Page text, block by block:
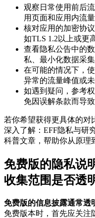
观察日常使用前后
用页面和应用内流
核对应用的加密协
如TLS 1.2以上或更
查看隐私公告中的
私、最小化数据采
在可能的情况下，
异常的流量峰值或
如遇到疑问，参考
免因误解条款而导致
若你希望获得更具体的对
深入了解：EFF隐私与研
科普文章，帮助你从原理
免费版的隐私说
收集范围是否透
免费版的信息披露通常透
免费版本时，首先应关注